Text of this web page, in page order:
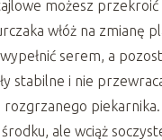
możesz przekroić
włóż na
serem, a
stabilne i nie
ale wciąż